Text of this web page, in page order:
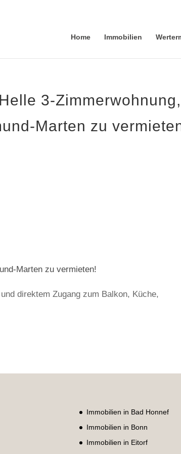
Home Immobilien
3-Zimmerwohnung,
Marten zu
Marten zu vermieten!
direktem Zugang zum Balkon, Küche,
Immobilien in Bad Honnef
Immobilien in Bonn
Immobilien in Eitorf